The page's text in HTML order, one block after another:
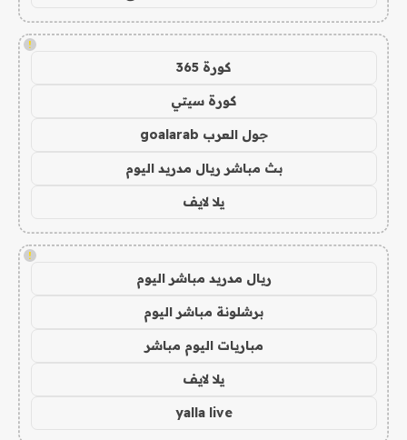
!
كورة 365
كورة سيتي
جول العرب goalarab
بث مباشر ريال مدريد اليوم
يلا لايف
!
ريال مدريد مباشر اليوم
برشلونة مباشر اليوم
مباريات اليوم مباشر
يلا لايف
yalla live